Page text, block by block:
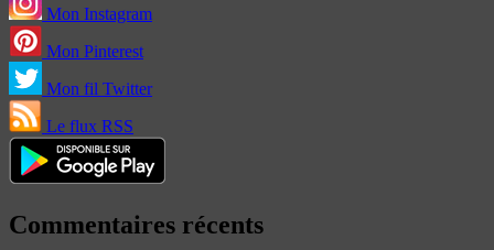
Mon Instagram
Mon Pinterest
Mon fil Twitter
Le flux RSS
Commentaires récents